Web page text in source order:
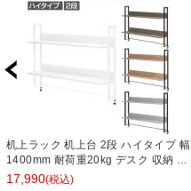
机上ラック 机上台 2段 ハイタイプ 幅
1400mm 耐荷重20kg デスク 収納 PC
ラック 卓上ラック モニター台 デスク
17,990(税込)